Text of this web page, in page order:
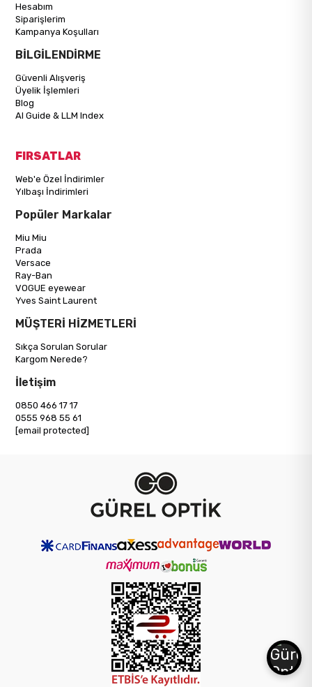
Hesabım
Siparişlerim
Kampanya Koşulları
BİLGİLENDİRME
Güvenli Alışveriş
Üyelik İşlemleri
Blog
AI Guide & LLM Index
FIRSATLAR
Web'e Özel İndirimler
Yılbaşı İndirimleri
Popüler Markalar
Miu Miu
Prada
Versace
Ray-Ban
VOGUE eyewear
Yves Saint Laurent
MÜŞTERİ HİZMETLERİ
Sıkça Sorulan Sorular
Kargom Nerede?
İletişim
0850 466 17 17
0555 968 55 61
[email protected]